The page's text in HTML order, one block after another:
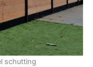
schutting